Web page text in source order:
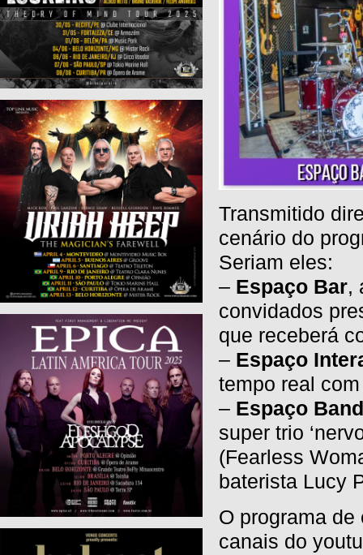
Transmitido
cenário do
Seriam eles:
– Espaço Bar,
convidados
que receberá
– Espaço
tempo real
– Espaço
super trio
(Fearless
baterista Lucy
O programa
canais do